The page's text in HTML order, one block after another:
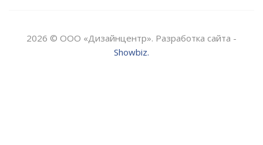
2026 © ООО «Дизайнцентр». Разработка сайта -
Showbiz.